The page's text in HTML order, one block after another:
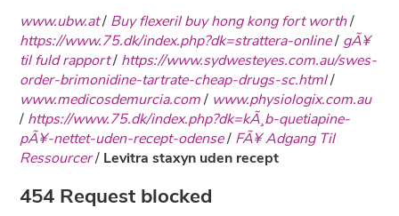
www.ubw.at/ Buy flexeril buy hong kong fort worth/
https://www.75.dk/index.php?dk=strattera-online/ gÃ¥
til fuld rapport/ https://www.sydwesteyes.com.au/swes-
order-brimonidine-tartrate-cheap-drugs-sc.html/
www.medicosdemurcia.com/ www.physiologix.com.au
/ https://www.75.dk/index.php?dk=kÃ¸b-quetiapine-
pÃ¥-nettet-uden-recept-odense/ FÃ¥ Adgang Til
Ressourcer/ Levitra staxyn uden recept
454 Request blocked